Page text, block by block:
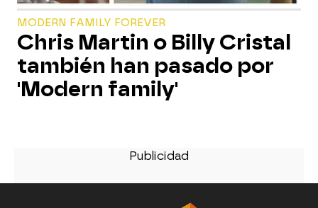
MODERN FAMILY FOREVER
Chris Martin o Billy Cristal
también han pasado por
'Modern family'